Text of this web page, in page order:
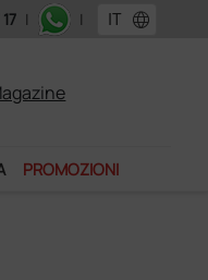
il servizio "Ds Club", un
| | language
PROMOZIONI